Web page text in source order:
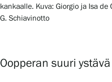
kankaalle. Kuva: Giorgio ja Isa de
G. Schiavinotto
Oopperan suuri ystävä